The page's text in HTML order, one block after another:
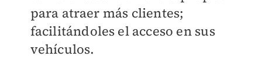
para atraer más clientes;
facilitándoles el acceso en sus
vehículos.